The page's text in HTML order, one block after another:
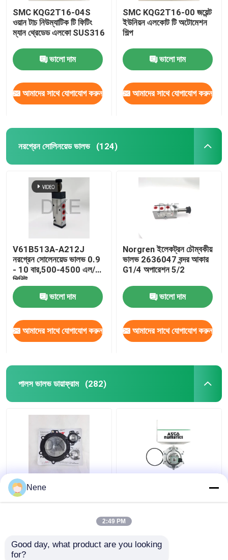
SMC KQG2T16-04S
ওয়ান টাচ নিউম্যাটিক টি ফিটিং
ম্যান থ্রেডেড এলকো SUS316
ভালো দাম
আমাদের সাথে যোগাযোগ করুন
SMC KQG2T16-00 জয়েন্ট
ইউনিয়ন এলকোট টি অটোমেশন
শিল্প
ভালো দাম
আমাদের সাথে যোগাযোগ করুন
নরগ্রেন সোলিনয়েড ভালভ (124)
V61B513A-A212J
নরগ্রেন সোলেনয়েড ভালভ 0.9
- 10 বার,500-4500 এল/
মিনিট
ভালো দাম
আমাদের সাথে যোগাযোগ করুন
Norgren ইলেকট্রন চৌম্বকীয়
ভালভ 2636047 বন্দর আকার
G1/4 অপারেশন 5/2
ভালো দাম
আমাদের সাথে যোগাযোগ করুন
পালস ভালভ ডায়াফ্রাম (282)
মেকার ডিবি 120 ডিবি 120/সি
টাইপডায়াফ্রাগম মেমব্রেন 2.5 "
Nene
2:49 PM
Good day, what product are you looking
for?